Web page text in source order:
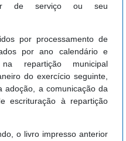
de serviço ou seu
por processamento de
por ano calendário e
repartição municipal
do exercício seguinte,
adoção, a comunicação da
escrituração à repartição
o livro impresso anterior